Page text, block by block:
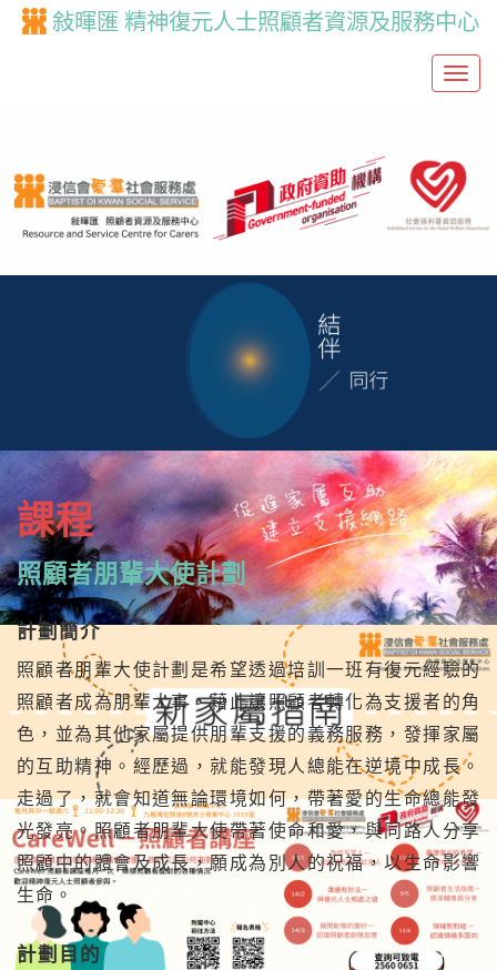
敍暉匯 精神復元人士照顧者資源及服務中心
T
g
l
o
n
課程
照顧者朋輩大使計劃
計劃簡介
照顧者朋輩大使計劃是希望透過培訓一班有復元經驗的
照顧者成為朋輩大事，藉此讓照顧者轉化為支援者的角
色，並為其他家屬提供朋輩支援的義務服務，發揮家屬
的互助精神。經歷過，就能發現人總能在逆境中成長。
走過了，就會知道無論環境如何，帶著愛的生命總能發
光發亮。照顧者朋輩大使帶著使命和愛，與同路人分享
照顧中的體會及成長，願成為別人的祝福，以生命影響
生命。
計劃目的